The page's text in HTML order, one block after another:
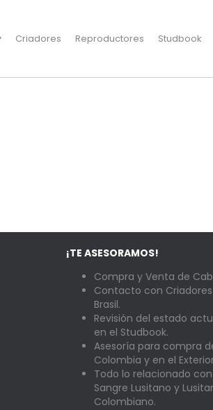
Criadores Reproductores Studbook
¡TE ASESORAMOS!
Compra y Venta de
Contacto con
Brasil.
Revisión del estado
en el Studbook.
Asesoría para compra
Colombia y en el
Todo lo relacionado
Sangre Lusitano y
Colombiano.